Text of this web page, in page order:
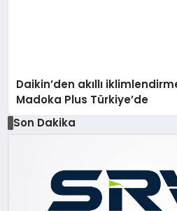
Daikin’den akıllı
Madoka Plus Türkiye’de
Son Dakika